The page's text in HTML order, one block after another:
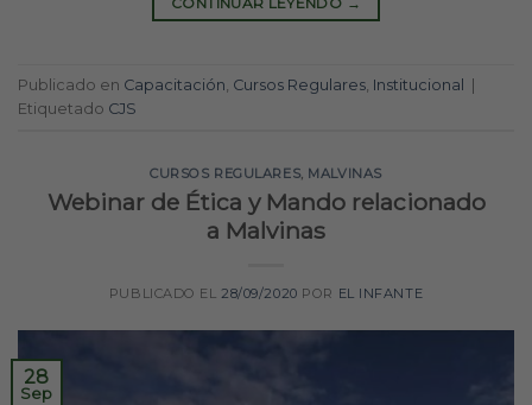
Publicado en Capacitación Cursos Regulares Institucional |
Etiquetado CJS
CURSOS REGULARES, MALVINAS
Webinar de Ética y Mando relacionado
a Malvinas
PUBLICADO EL28/09/2020 POR EL INFANTE
28
Sep